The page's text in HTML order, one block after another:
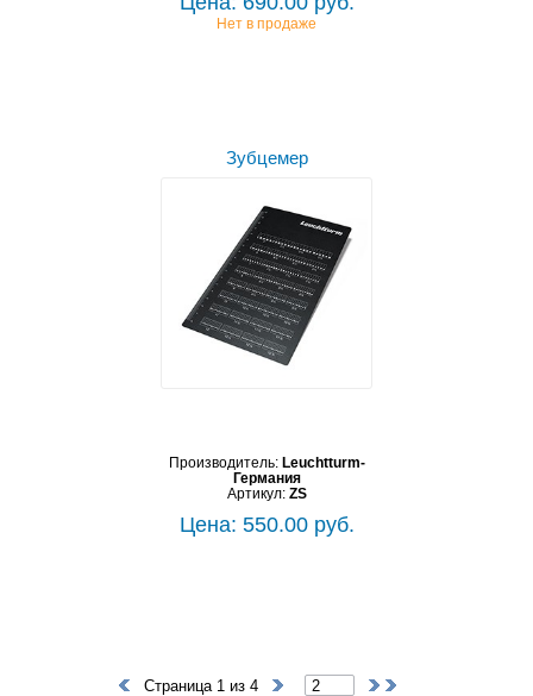
Нет в продаже
Зубцемер
Производитель: Leuchtturm-
Германия
Артикул: ZS
Цена: 550.00 руб.
Страница 1 из 4